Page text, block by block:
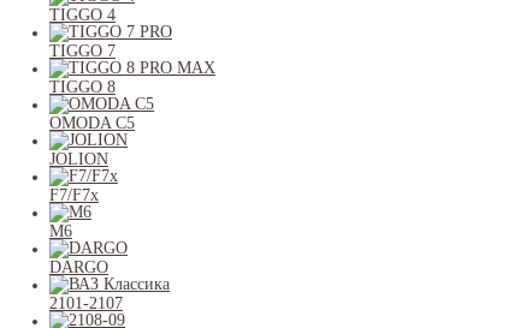
TIGGO 4
TIGGO 7
TIGGO 8
OMODA C5
JOLION
F7/F7x
M6
DARGO
2101-2107